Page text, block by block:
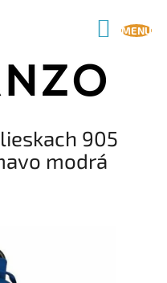
905
modrá